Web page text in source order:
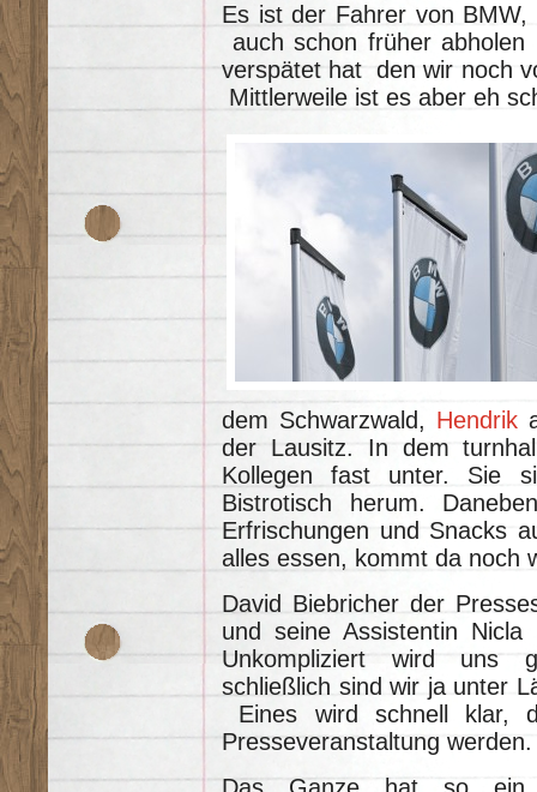
Es ist der Fahrer von
auch schon früher
verspätet hat den wir noch
Mittlerweile ist es aber eh
dem Schwarzwald, Hendrik
der Lausitz. In dem
Kollegen fast unter. Sie
Bistrotisch herum.
Erfrischungen und Snacks
alles essen, kommt da noch
David Biebricher der
und seine Assistentin
Unkompliziert wird uns
schließlich sind wir ja unter
Eines wird schnell klar,
Presseveranstaltung werden.